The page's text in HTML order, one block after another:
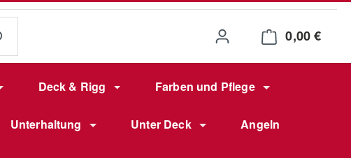
0,00 €
Deck & Rigg Farben und Pflege
Unterhaltung Unter Deck Angeln